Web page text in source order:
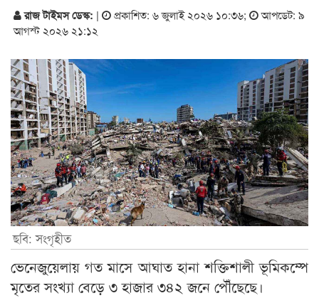
রাজ টাইমস ডেস্ক: | প্রকাশিত: ৬ জুলাই ২০২৬ ১০:৩৬;
আপডেট: ৯
আগস্ট ২০২৬ ২১:১২
ছবি: সংগৃহীত
ভেনেজুয়েলায় গত মাসে আঘাত হানা শক্তিশালী ভূমিকম্পে
মৃতের সংখ্যা বেড়ে ৩ হাজার ৩৪২ জনে পৌঁছেছে।